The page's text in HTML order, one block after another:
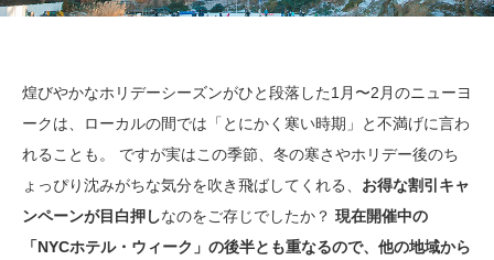
煌びやかなホリデーシーズンがひと段落した1月〜2月のニューヨ
ークは、ローカルの間では「とにかく寒い時期」と不満げに言わ
れることも。 ですが実はこの季節、冬の寒さやホリデー後のち
ょっぴり沈みがちな気分を吹き飛ばしてくれる、 お得な割引キャ
ンペーンが目白押しなのをご存じでしたか？ 現在開催中の
「NYCホテル・ウィーク」の後半とも重なるので、他の地域から